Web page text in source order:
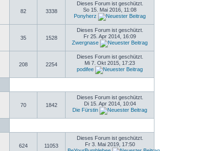
82 3338
Dieses Forum ist geschützt.
So 15. Mai 2016, 11:08
Ponyherz
35 1528
Dieses Forum ist geschützt.
Fr 25. Apr 2014, 16:09
Zwergnase
208 2254
Dieses Forum ist geschützt.
Mi 7. Okt 2015, 17:23
podifee
70 1842
Dieses Forum ist geschützt.
Di 15. Apr 2014, 10:04
Die Fürstin
624 11053
Dieses Forum ist geschützt.
Fr 3. Mai 2019, 17:50